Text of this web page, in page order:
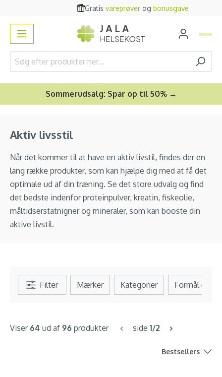
Gratisvareprøverogbonusgave
Sommerudsalg: Spar op til 50% →
Aktiv livsstil
Når det kommer til at have en aktiv livstil, findes der en
lang række produkter, som kan hjælpe dig med at få det
optimale ud af din træning. Se det store udvalg og find
det bedste indenfor proteinpulver, kreatin, fiskeolie,
måltidserstatnigner og mineraler, som kan booste din
aktive livstil.
Filter Mærker Kategorier Formål og
Viser 64 ud af 96 produkter side 1/2
Bestsellers